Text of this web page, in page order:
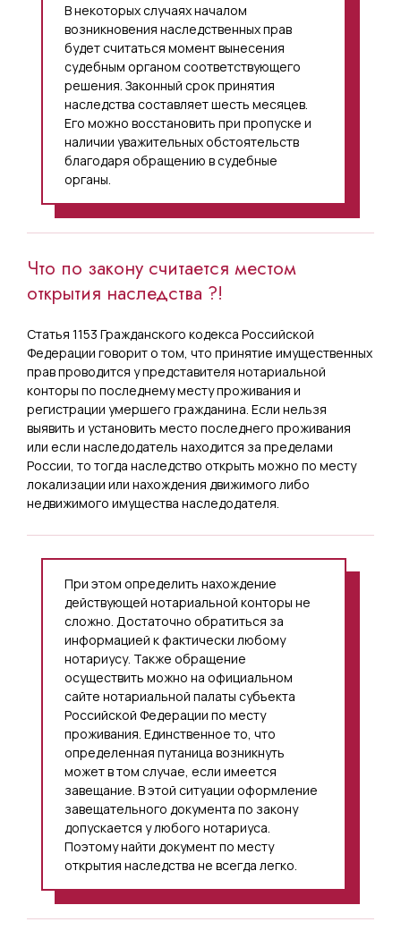
В некоторых случаях началом
возникновения наследственных прав
будет считаться момент вынесения
судебным органом соответствующего
решения. Законный срок принятия
наследства составляет шесть месяцев.
Его можно восстановить при пропуске и
наличии уважительных обстоятельств
благодаря обращению в судебные
органы.
Что по закону считается местом
открытия наследства ?!
Статья 1153 Гражданского кодекса Российской
Федерации говорит о том, что принятие имущественных
прав проводится у представителя нотариальной
конторы по последнему месту проживания и
регистрации умершего гражданина. Если нельзя
выявить и установить место последнего проживания
или если наследодатель находится за пределами
России, то тогда наследство открыть можно по месту
локализации или нахождения движимого либо
недвижимого имущества наследодателя.
При этом определить нахождение
действующей нотариальной конторы не
сложно. Достаточно обратиться за
информацией к фактически любому
нотариусу. Также обращение
осуществить можно на официальном
сайте нотариальной палаты субъекта
Российской Федерации по месту
проживания. Единственное то, что
определенная путаница возникнуть
может в том случае, если имеется
завещание. В этой ситуации оформление
завещательного документа по закону
допускается у любого нотариуса.
Поэтому найти документ по месту
открытия наследства не всегда легко.